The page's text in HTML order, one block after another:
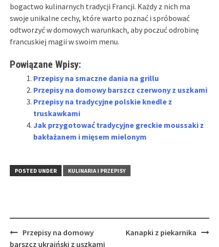
bogactwo kulinarnych tradycji Francji. Każdy z nich ma
swoje unikalne cechy, które warto poznać i spróbować
odtworzyć w domowych warunkach, aby poczuć odrobinę
francuskiej magii w swoim menu.
Powiązane Wpisy:
Przepisy na smaczne dania na grillu
Przepisy na domowy barszcz czerwony z uszkami
Przepisy na tradycyjne polskie knedle z
truskawkami
Jak przygotować tradycyjne greckie moussaki z
bakłażanem i mięsem mielonym
POSTED UNDER KULINARIA I PRZEPISY
Post
navigation
Przepisy na domowy
barszcz ukraiński z uszkami
Kanapki z piekarnika